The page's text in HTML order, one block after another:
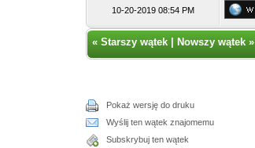
10-20-2019 08:54 PM
«Starszy wątek |Nowszy wątek »
Pokaż wersję do druku
Wyślij ten wątek znajomemu
Subskrybuj ten wątek